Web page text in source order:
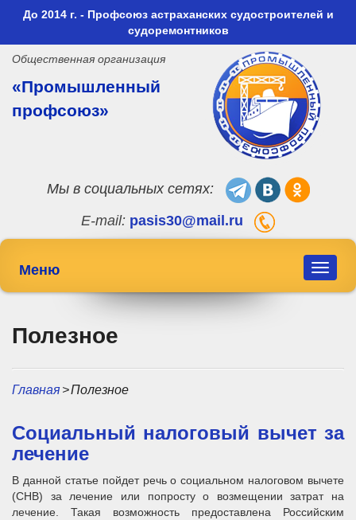
До 2014 г. - Профсоюз астраханских судостроителей и
судоремонтников
Общественная организация
«Промышленный
профсоюз»
Мы в социальных сетях:
E-mail: pasis30@mail.ru
Toggle
Меню
Полезное
Главная>Полезное
Социальный налоговый вычет за
лечение
В данной статье пойдет речь о социальном налоговом вычете
(СНВ) за лечение или попросту о возмещении затрат на
лечение. Такая возможность предоставлена Российским